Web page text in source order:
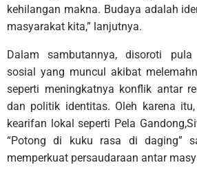
kehilangan makna. Budaya adalah
masyarakat kita,” lanjutnya.
Dalam sambutannya, disoroti
sosial yang muncul akibat
seperti meningkatnya konflik antar
dan politik identitas. Oleh karena
kearifan lokal seperti Pela
“Potong di kuku rasa di daging”
memperkuat persaudaraan antar